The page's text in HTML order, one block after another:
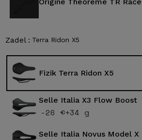
Zadel : Terra Ridon X5
Fizik Terra Ridon X5
Selle Italia X3 Flow Boost
-26 €+34 g
Selle Italia Novus Model X